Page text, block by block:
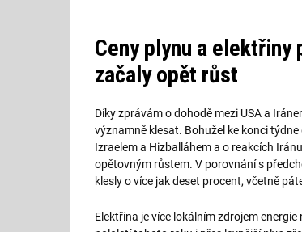
Ceny plynu a
začaly opět růst
Díky zprávám o dohodě mezi USA a
významně klesat. Bohužel ke konci
Izraelem a Hizballáhem a o reakcích
opětovným růstem. V porovnání s
klesly o více jak deset procent, včetně
Elektřina je více lokálním zdrojem